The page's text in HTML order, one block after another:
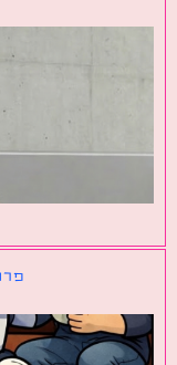
פרומפט